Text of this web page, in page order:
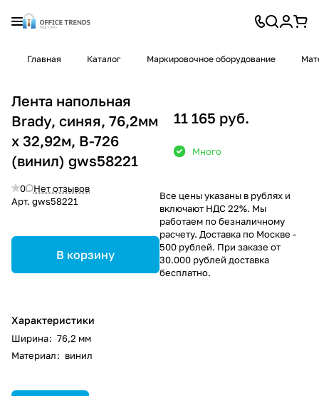
Главная Каталог Маркировочное оборудование
Лента напольная
Brady, синяя, 76,2мм
х 32,92м, B-726
(винил) gws58221
0
Нет отзывов
Арт. gws58221
В корзину
Характеристики
Ширина: 76,2 мм
Материал: винил
11 165 руб.
Много
Все цены указаны в рублях и
включают НДС 22%. Мы
работаем по безналичному
расчету. Доставка по Москве -
500 рублей. При заказе от
30.000 рублей доставка
бесплатно.